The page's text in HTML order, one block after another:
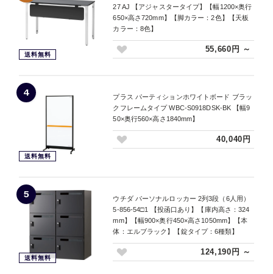
送料無料
27 AJ 【アジャスタータイプ】【幅1200×奥行
650×高さ720mm】【脚カラー：2色】【天板
カラー：8色】
55,660円 ～
4
送料無料
プラス パーティションホワイトボード ブラッ
クフレームタイプ WBC-S0918DSK-BK 【幅9
50×奥行560×高さ1840mm】
40,040円
5
送料無料
ウチダ パーソナルロッカー 2列3段（6人用）
5-856-54□1 【投函口あり】【庫内高さ：324
mm】【幅900×奥行450×高さ1050mm】【本
体：エルブラック】【錠タイプ：6種類】
124,190円 ～